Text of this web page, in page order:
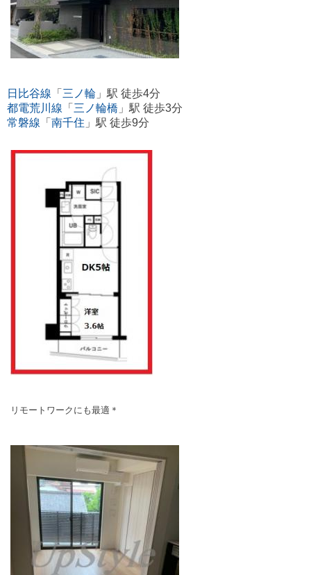
日比谷線 「 三ノ輪 」駅 徒歩4分
都電荒川線 「 三ノ輪橋 」駅 徒歩3分
常磐線 「 南千住 」駅 徒歩9分
リモートワークにも最適＊